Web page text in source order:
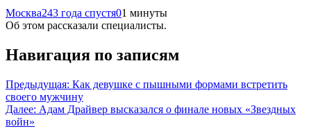
Москва243 года спустя01 минуты
Об этом рассказали специалисты.
Навигация по записям
Предыдущая: Как девушке с пышными формами встретить
своего мужчину
Далее: Адам Драйвер высказался о финале новых «Звездных
войн»